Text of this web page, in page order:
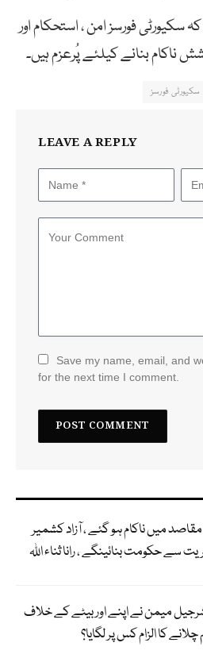
سکیورٹی فورسز امن ، استحکام اور
ناکام بنانے کیلئے پُرعزم ہیں۔
سکیورٹی فورسز
LEAVE A REPLY
Save my name, email, and
for the next time I comment.
مقاصد میں ناکام ہو گئے ، آزاد کشمیر
سے حکومت بنائینگے ، رانا ثناء اللہ
میمن نے اپنے اور بیٹے کے خلاف
کا الزام کس پر لگایا؟